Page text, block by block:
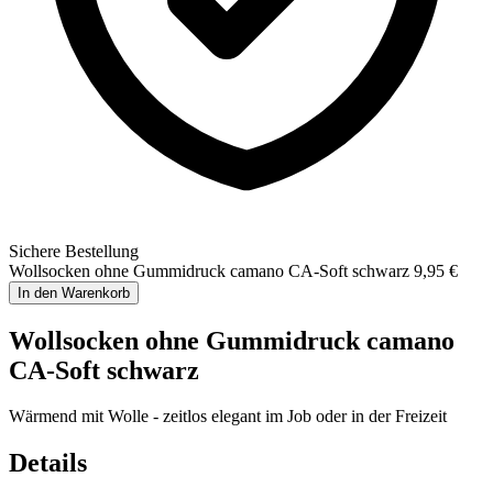
Sichere Bestellung
Wollsocken ohne Gummidruck camano CA-Soft schwarz 9,95 €
In den Warenkorb
Wollsocken ohne Gummidruck camano
CA-Soft schwarz
Wärmend mit Wolle - zeitlos elegant im Job oder in der Freizeit
Details